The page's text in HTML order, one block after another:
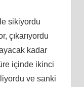
sikiyordu
çıkarıyordu
kadar
içinde ikinci
ve sanki